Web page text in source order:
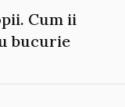
Cum ii
bucurie